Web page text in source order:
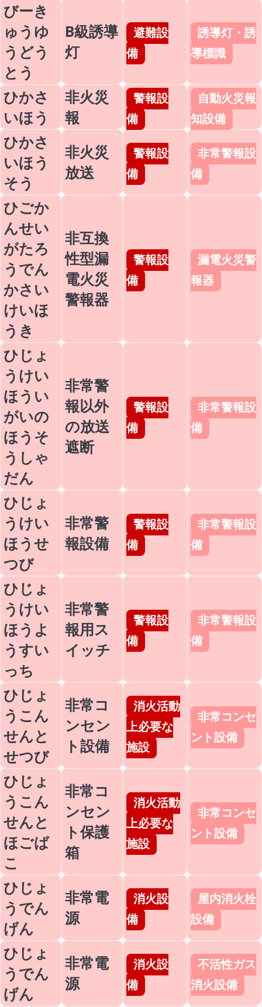
びーき
ゅうゆ
うどう
とう
B級誘導
灯
避難設
備
誘導灯・誘
導標識
ひかさ
いほう
非火災
報
警報設
備
自動火災報
知設備
ひかさ
いほう
そう
非火災
放送
警報設
備
非常警報設
備
ひごか
んせい
がたろ
うでん
かさい
けいほ
うき
非互換
性型漏
電火災
警報器
警報設
備
漏電火災警
報器
ひじょ
うけい
ほうい
がいの
ほうそ
うしゃ
だん
非常警
報以外
の放送
遮断
警報設
備
非常警報設
備
ひじょ
うけい
ほうせ
つび
非常警
報設備
警報設
備
非常警報設
備
ひじょ
うけい
ほうよ
うすい
っち
非常警
報用ス
イッチ
警報設
備
非常警報設
備
ひじょ
うこん
せんと
せつび
非常コ
ンセン
ト設備
消火活動
上必要な
施設
非常コンセ
ント設備
ひじょ
うこん
せんと
ほごば
こ
非常コ
ンセン
ト保護
箱
消火活動
上必要な
施設
非常コンセ
ント設備
ひじょ
うでん
げん
非常電
源
消火設
備
屋内消火栓
設備
ひじょ
うでん
げん
非常電
源
消火設
備
不活性ガス
消火設備